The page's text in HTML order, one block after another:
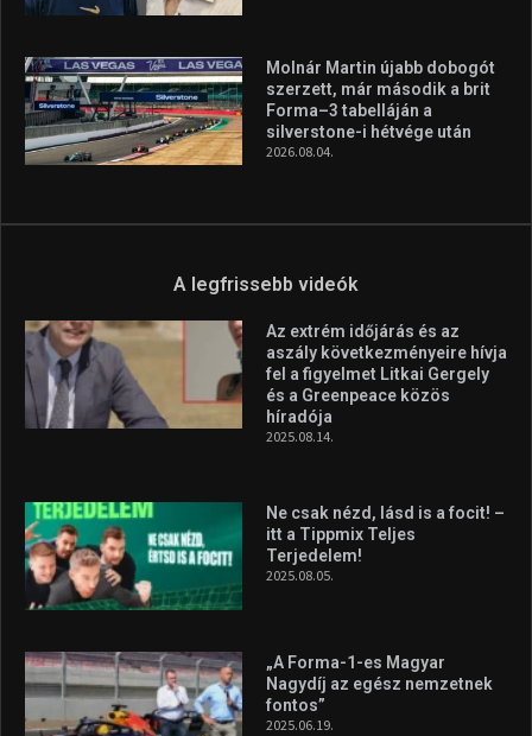
Molnár Martin újabb dobogót
szerzett, már második a brit
Forma–3 tabelláján a
silverstone-i hétvége után
2026.08.04.
A legfrissebb videók
Az extrém időjárás és az
aszály következményeire hívja
fel a figyelmet Litkai Gergely
és a Greenpeace közös
híradója
2025.08.14.
Ne csak nézd, lásd is a focit! –
itt a Tippmix Teljes
Terjedelem!
2025.08.05.
„A Forma-1-es Magyar
Nagydíj az egész nemzetnek
fontos”
2025.06.19.